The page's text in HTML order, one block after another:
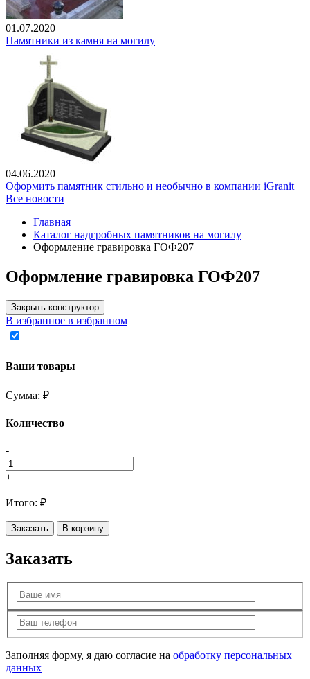
01.07.2020
Памятники из камня на могилу
04.06.2020
Оформить памятник стильно и необычно в компании iGranit
Все новости
Главная
Каталог надгробных памятников на могилу
Оформление гравировка ГОФ207
Оформление гравировка ГОФ207
Закрыть конструктор
В избранное в избранном
Ваши товары
Сумма: ₽
Количество
-
+
Итого: ₽
Заказать В корзину
Заказать
Заполняя форму, я даю согласие на обработку персональных
данных